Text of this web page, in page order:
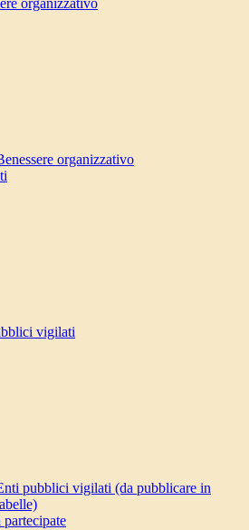
organizzativo
organizzativo
vigilati
pubblici vigilati (da pubblicare in
partecipate